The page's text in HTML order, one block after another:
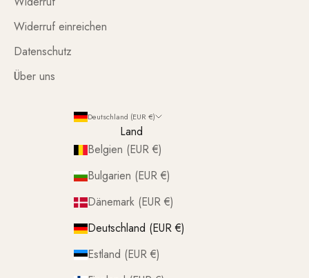
Widerruf einreichen
Datenschutz
Über uns
Deutschland (EUR €)
Land
Belgien (EUR €)
Bulgarien (EUR €)
Dänemark (EUR €)
Deutschland (EUR €)
Estland (EUR €)